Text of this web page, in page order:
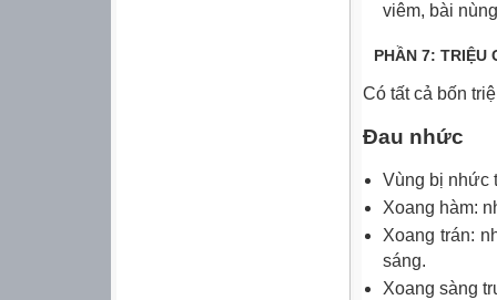
viêm, bài
PHẦN 7: TRIỆU
Có tất cả bốn
Đau nhức
Vùng bị nhức
Xoang hàm:
Xoang trán:
sáng.
Xoang sàng